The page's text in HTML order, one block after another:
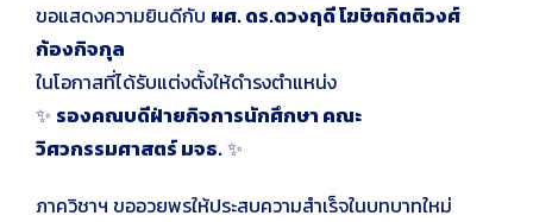
ขอแสดงความยินดีกับ ผศ. ดร.ดวงฤดี โฆษิตกิตติวงศ์
ก้องกิจกุล
ในโอกาสที่ได้รับแต่งตั้งให้ดำรงตำแหน่ง
✨ รองคณบดีฝ่ายกิจการนักศึกษา คณะ
วิศวกรรมศาสตร์ มจธ.✨
ภาควิชาฯ ขออวยพรให้ประสบความสำเร็จในบทบาทใหม่